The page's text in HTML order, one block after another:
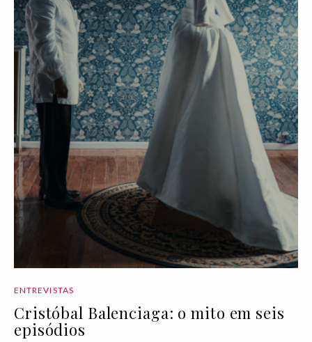
ENTREVISTAS
Cristóbal Balenciaga: o mito em seis
episódios